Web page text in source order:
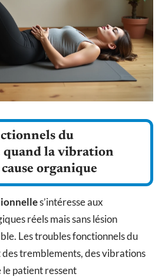
du
quand la vibration
organique
s’intéresse aux
réels mais sans lésion
Les troubles fonctionnels du
tremblements, des vibrations
le patient ressent